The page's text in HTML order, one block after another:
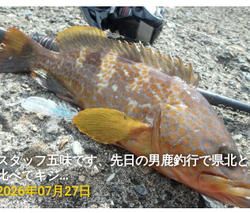
タッフ五味です、先日の男鹿釣行で県北と
べてキジ…
年07月27日